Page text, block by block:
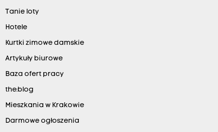
Tanie loty
Hotele
Kurtki zimowe damskie
Artykuły biurowe
Baza ofert pracy
the:blog
Mieszkania w Krakowie
Darmowe ogłoszenia